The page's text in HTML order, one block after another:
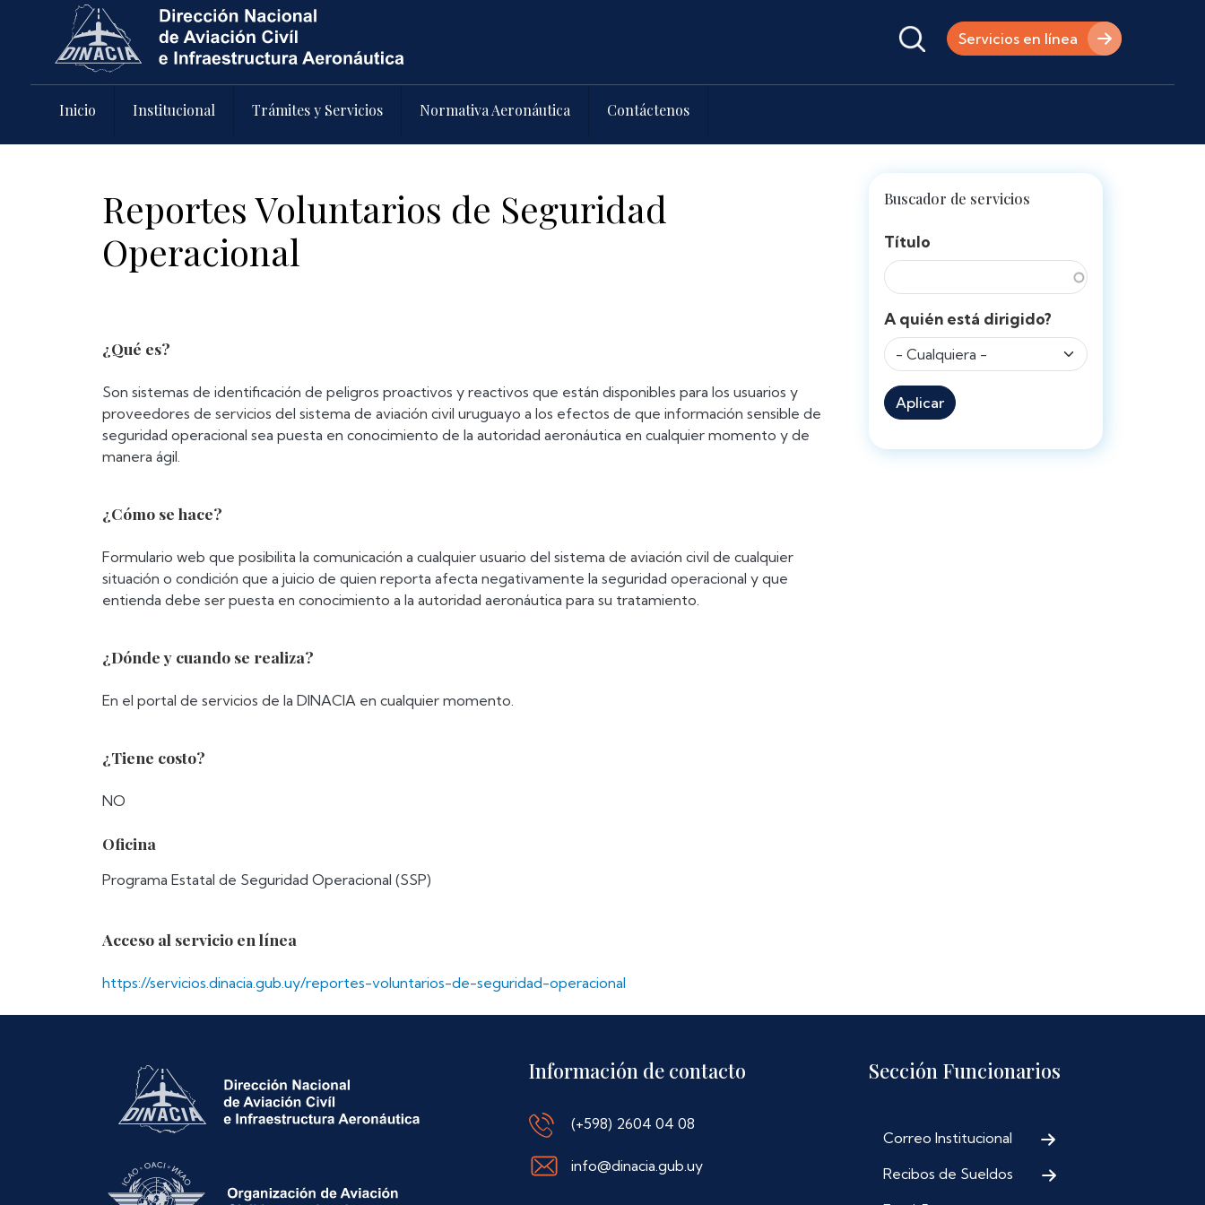
Pasar al contenido principal
Servicios en línea
Inicio Institucional Trámites y Servicios Normativa Aeronáutica Contáctenos
Reportes Voluntarios de Seguridad
Operacional
¿Qué es?
Son sistemas de identificación de peligros proactivos y reactivos que están disponibles para los usuarios y
proveedores de servicios del sistema de aviación civil uruguayo a los efectos de que información sensible de
seguridad operacional sea puesta en conocimiento de la autoridad aeronáutica en cualquier momento y de
manera ágil.
¿Cómo se hace?
Formulario web que posibilita la comunicación a cualquier usuario del sistema de aviación civil de cualquier
situación o condición que a juicio de quien reporta afecta negativamente la seguridad operacional y que
entienda debe ser puesta en conocimiento a la autoridad aeronáutica para su tratamiento.
¿Dónde y cuando se realiza?
En el portal de servicios de la DINACIA en cualquier momento.
¿Tiene costo?
NO
Oficina
Programa Estatal de Seguridad Operacional (SSP)
Acceso al servicio en línea
https://servicios.dinacia.gub.uy/reportes-voluntarios-de-seguridad-operacional
Buscador de servicios
Título
A quién está dirigido?
Aplicar
Información de contacto
(+598) 2604 04 08
info@dinacia.gub.uy
Sección Funcionarios
Correo Institucional
Recibos de Sueldos